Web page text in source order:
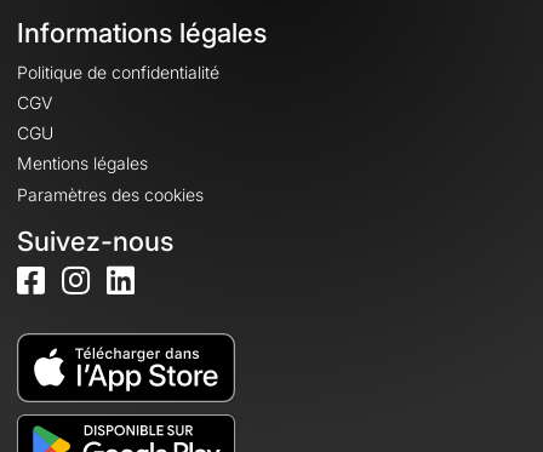
Informations légales
Politique de confidentialité
CGV
CGU
Mentions légales
Paramètres des cookies
Suivez-nous